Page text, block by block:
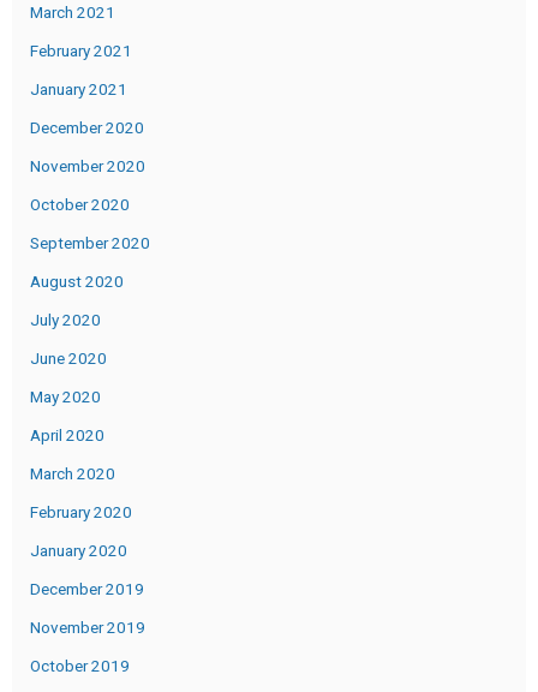
March 2021
February 2021
January 2021
December 2020
November 2020
October 2020
September 2020
August 2020
July 2020
June 2020
May 2020
April 2020
March 2020
February 2020
January 2020
December 2019
November 2019
October 2019